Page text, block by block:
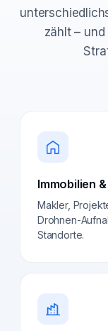
zählt –
Immobilien
Makler,
Drohnen-
Standorte.